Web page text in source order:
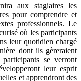
aux stagiaires les
pour comprendre et
professionnels. Le
où les participants
leur quotidien chargé
dont ils gèreraient
se verront
leur esprit
et apprendront des